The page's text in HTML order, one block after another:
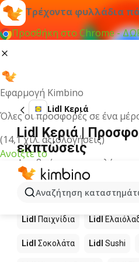
Τρέχοντα φυλλάδια
Προσθήκη στο Chrome -
Εφαρμογή Kimbino
Όλες οι προσφορές σε ένα
(14,1 χιλ. αξιολογήσεις)
Ανοίξτε το
Αναζήτηση
Lidl Κεριά
Lidl Κεριά |
εκπτώσεις
Δεν βρήκαμε
Άλλα προϊόντα
Lidl
Lidl Παιχνίδια Lidl
Lidl Σοκολάτα Lidl Sushi